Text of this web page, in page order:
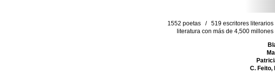
1552 poetas / 519 escritores
literatura con más de 4,500
C. Feito,